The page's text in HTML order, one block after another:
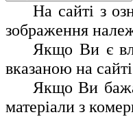
На сайті з
зображення
Якщо Ви є
вказаною на
Якщо Ви
матеріали з